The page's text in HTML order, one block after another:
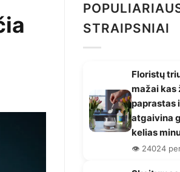
STRAIPSNIAI
Floristų
mažai kas
paprastas
atgaivina
kelias
👁️ 24024